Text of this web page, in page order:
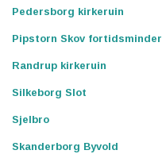
Pedersborg kirkeruin
Pipstorn Skov fortidsminder
Randrup kirkeruin
Silkeborg Slot
Sjelbro
Skanderborg Byvold